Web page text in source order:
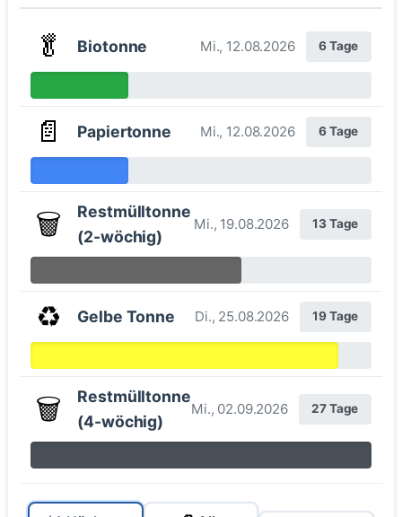
🥬 Biotonne Mi., 12.08.2026 6 Tage
📄 Papiertonne Mi., 12.08.2026 6 Tage
🗑️
Restmülltonne
(2-wöchig)
Mi., 19.08.2026 13 Tage
♻️ Gelbe Tonne Di., 25.08.2026 19 Tage
🗑️
Restmülltonne
(4-wöchig)
Mi., 02.09.2026 27 Tage